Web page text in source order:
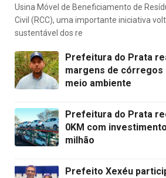
Usina Móvel de Beneficiamento de
Civil (RCC), uma importante iniciativa
sustentável dos re
Prefeitura do Prata
margens de
meio ambiente
Prefeitura do Prata
0KM com
milhão
Prefeito Xexéu